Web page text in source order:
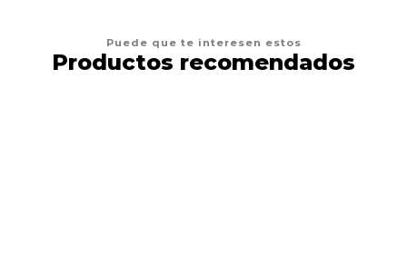
Puede que te interesen estos
Productos recomendados